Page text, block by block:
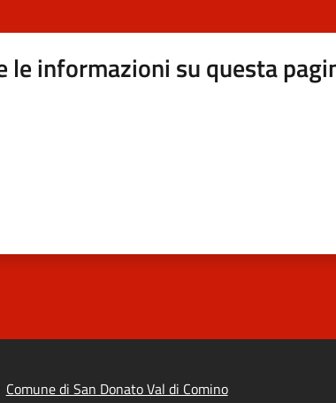
le informazioni su questa
Comune di San Donato Val di Comino